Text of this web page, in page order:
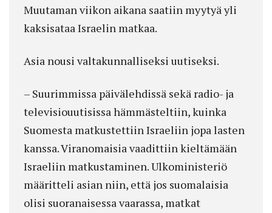
Muutaman viikon aikana saatiin myytyä yli
kaksisataa Israelin matkaa.
Asia nousi valtakunnalliseksi uutiseksi.
– Suurimmissa päivälehdissä sekä radio- ja
televisiouutisissa hämmästeltiin, kuinka
Suomesta matkustettiin Israeliin jopa lasten
kanssa. Viranomaisia vaadittiin kieltämään
Israeliin matkustaminen. Ulkoministeriö
määritteli asian niin, että jos suomalaisia
olisi suoranaisessa vaarassa, matkat